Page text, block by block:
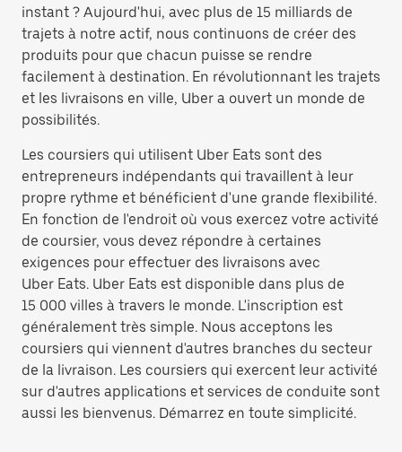
instant ? Aujourd'hui, avec plus de 15 milliards de
trajets à notre actif, nous continuons de créer des
produits pour que chacun puisse se rendre
facilement à destination. En révolutionnant les trajets
et les livraisons en ville, Uber a ouvert un monde de
possibilités.
Les coursiers qui utilisent Uber Eats sont des
entrepreneurs indépendants qui travaillent à leur
propre rythme et bénéficient d'une grande flexibilité.
En fonction de l'endroit où vous exercez votre activité
de coursier, vous devez répondre à certaines
exigences pour effectuer des livraisons avec
Uber Eats. Uber Eats est disponible dans plus de
15 000 villes à travers le monde. L'inscription est
généralement très simple. Nous acceptons les
coursiers qui viennent d'autres branches du secteur
de la livraison. Les coursiers qui exercent leur activité
sur d'autres applications et services de conduite sont
aussi les bienvenus. Démarrez en toute simplicité.